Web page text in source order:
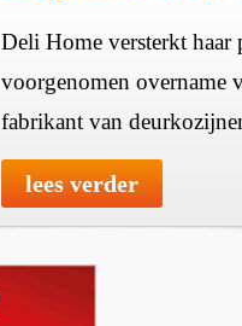
Deli Home versterkt haar
voorgenomen overname
fabrikant van
lees verder